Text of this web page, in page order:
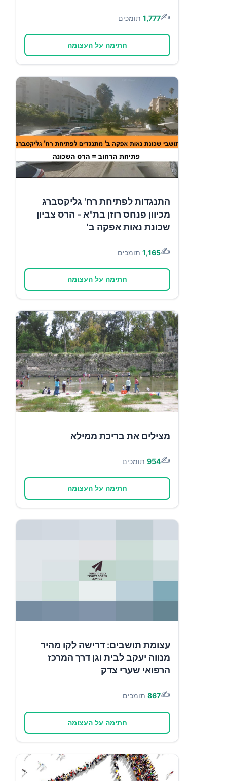
✍️
1,777 תומכים
חתימה על העצומה
התנגדות לפתיחת רח' גליקסברג
מכיוון פנחס רוזן בת"א - הרס צביון
שכונת נאות אפקה ב'
✍️
1,165 תומכים
חתימה על העצומה
מצילים את בריכת ממילא
✍️
954 תומכים
חתימה על העצומה
עצומת תושבים: דרישה לקו מהיר
מנווה יעקב לבית וגן דרך המרכז
הרפואי שערי צדק
✍️
867 תומכים
חתימה על העצומה